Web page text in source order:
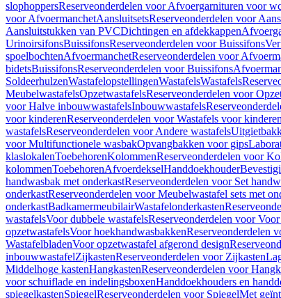
slophoppersReserveonderdelen voor Afvoergarnituren voor
voor AfvoermanchetAansluitsetsReserveonderdelen voor
Aansluitstukken van PVCDichtingen en afdekkappen
UrinoirsifonsBuissifonsReserveonderdelen voor Buissifons
spoelbochtenAfvoermanchetReserveonderdelen voor
bidetsBuissifonsReserveonderdelen voor Buissifons
SoldeerhulzenWastafelopstellingenWastafelsWastafels
MeubelwastafelsOpzetwastafelsReserveonderdelen voor
voor Halve inbouwwastafelsInbouwwastafels
voor kinderenReserveonderdelen voor Wastafels voor kinderen
wastafelsReserveonderdelen voor Andere wastafels
voor Multifunctionele wasbakOpvangbakken voor gips
klaslokalenToebehorenKolommenReserveonderdelen voor
kolommenToebehorenAfvoerdekselHanddoekhouder
handwasbak met onderkastReserveonderdelen voor Set
onderkastReserveonderdelen voor Meubelwastafel sets met
onderkastBadkamermeubilairWastafelonderkasten
wastafelsVoor dubbele wastafelsReserveonderdelen voor
opzetwastafelsVoor hoekhandwasbakkenReserveonderdelen
WastafelbladenVoor opzetwastafel afgerond design
inbouwwastafelZijkastenReserveonderdelen voor Zijkasten
Middelhoge kastenHangkastenReserveonderdelen voor
voor schuiflade en indelingsboxenHanddoekhouders en
spiegelkastenSpiegelReserveonderdelen voor SpiegelMet